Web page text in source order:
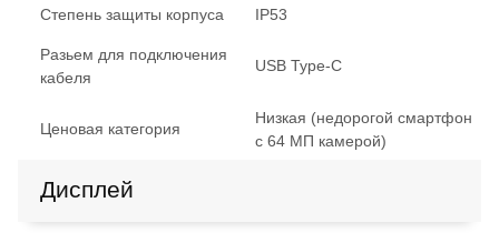
Степень защиты корпуса IP53
Разьем для подключения
кабеля
USB Type-C
Ценовая категория
Низкая (недорогой смартфон
с 64 МП камерой)
Дисплей